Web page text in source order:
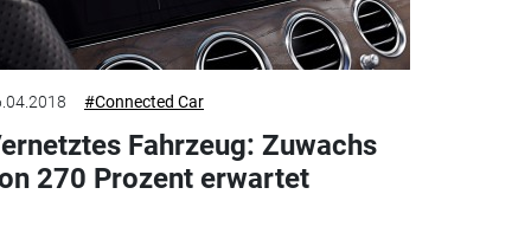
#Connected Car
Fahrzeug: Zuwachs
270 Prozent erwartet